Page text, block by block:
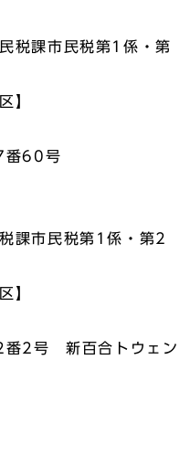
民税課市民税第1係・第
】
番60号
税課市民税第1係・第2
】
番2号 新百合トウェン